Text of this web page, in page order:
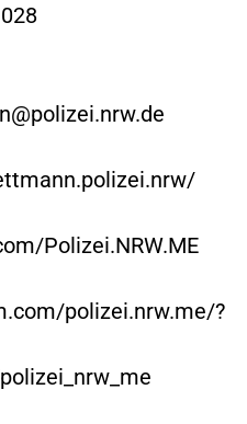
Polizei.NRW.ME
polizei.nrw.me/?